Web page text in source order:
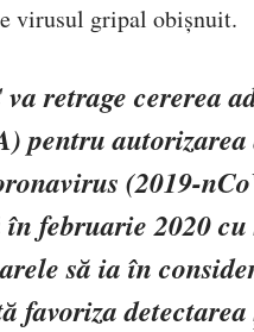
virusul gripal obișnuit.
retrage cererea
pentru
(2019-
februarie 2020
să ia în
favoriza